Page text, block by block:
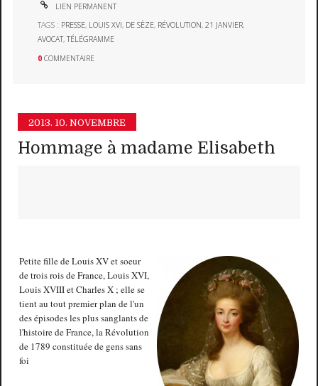
LIEN PERMANENT
TAGS : PRESSE, LOUIS XVI, DE SÈZE, RÉVOLUTION,21 JANVIER,
AVOCAT,TÉLÉGRAMME
0 COMMENTAIRE
2013. 10. NOVEMBRE
Hommage à madame Elisabeth
Petite fille de Louis XV et soeur
de trois rois de France, Louis XVI,
Louis XVIII et Charles X ; elle se
tient au tout premier plan de l'un
des épisodes les plus sanglants de
l'histoire de France, la Révolution
de 1789 constituée de gens sans
foi